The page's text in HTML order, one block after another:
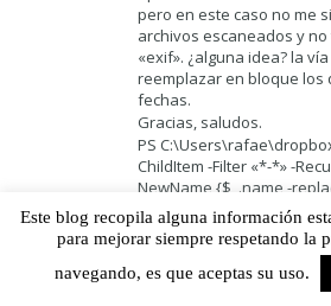
pero en este caso no me
archivos escaneados y
«exif». ¿alguna idea? la
reemplazar en bloque los
fechas.
Gracias, saludos.
PS
ChildItem -Filter «*-*» -
NewName {$_.name -
En línea: 1 Carácter: 79
+ … ilter «*-*» -Recurse |
{$_.name -replace «-»,».» …
+ ~
Debe proporcionar una
Este blog recopila alguna información
para mejorar siempre respetando la
navegando, es que aceptas su uso.